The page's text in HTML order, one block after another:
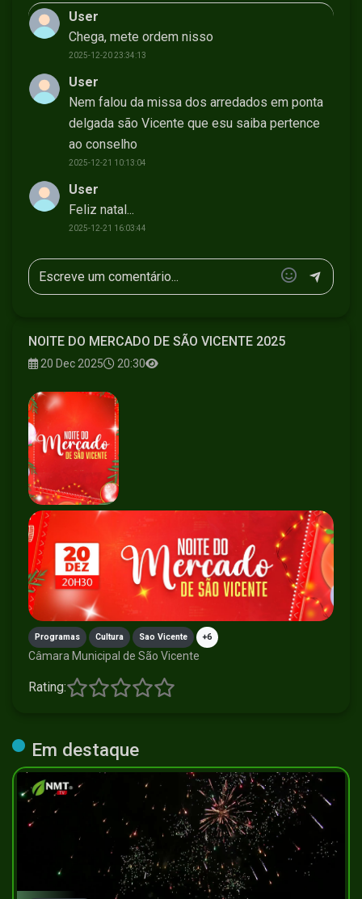
User
Chega, mete ordem nisso
2025-12-20 23:34:13
User
Nem falou da missa dos arredados em ponta
delgada são Vicente que esu saiba pertence
ao conselho
2025-12-21 10:13:04
User
Feliz natal...
2025-12-21 16:03:44
NOITE DO MERCADO DE SÃO VICENTE 2025
20 Dec 2025 20:30
Programas Cultura Sao Vicente +6
Câmara Municipal de São Vicente
Rating:
Em destaque